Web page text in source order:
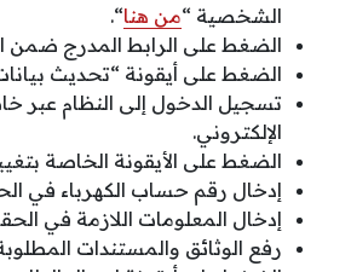
الشخصية “من هنا“.
الضغط على الرابط المدرج ضمن
الضغط على أيقونة “تحديث بيانات
تسجيل الدخول إلى النظام عبر
الإلكتروني.
الضغط على الأيقونة الخاصة
إدخال رقم حساب الكهرباء في
إدخال المعلومات اللازمة في
رفع الوثائق والمستندات